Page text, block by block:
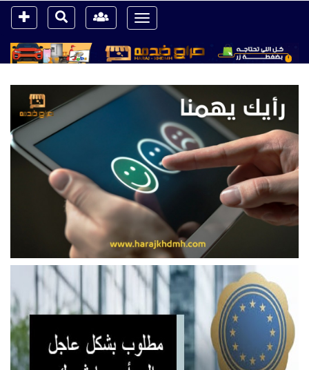
Toggle
navigation